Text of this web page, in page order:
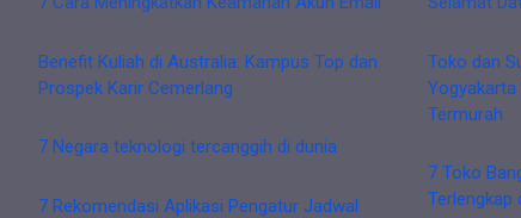
Benefit Kuliah di Australia: Kampus Top dan
Prospek Karir Cemerlang
7 Negara teknologi tercanggih di dunia
7 Rekomendasi Aplikasi Pengatur Jadwal
Toko dan
Yogyakarta
Termurah
7 Toko
Terlengkap